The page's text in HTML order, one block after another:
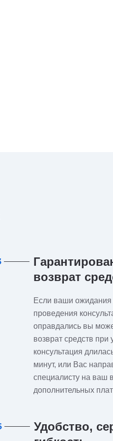
возврат
Если ваши ожидания
проведения
оправдались вы
возврат средств при
консультация
минут, или Вас
специалисту на ваш
дополнительных
Удобство,